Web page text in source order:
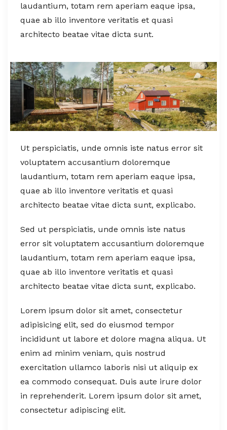
laudantium, totam rem aperiam eaque ipsa,
quae ab illo inventore veritatis et quasi
architecto beatae vitae dicta sunt.
Ut perspiciatis, unde omnis iste natus error sit
voluptatem accusantium doloremque
laudantium, totam rem aperiam eaque ipsa,
quae ab illo inventore veritatis et quasi
architecto beatae vitae dicta sunt, explicabo.
Sed ut perspiciatis, unde omnis iste natus
error sit voluptatem accusantium doloremque
laudantium, totam rem aperiam eaque ipsa,
quae ab illo inventore veritatis et quasi
architecto beatae vitae dicta sunt, explicabo.
Lorem ipsum dolor sit amet, consectetur
adipisicing elit, sed do eiusmod tempor
incididunt ut labore et dolore magna aliqua. Ut
enim ad minim veniam, quis nostrud
exercitation ullamco laboris nisi ut aliquip ex
ea commodo consequat. Duis aute irure dolor
in reprehenderit. Lorem ipsum dolor sit amet,
consectetur adipiscing elit.